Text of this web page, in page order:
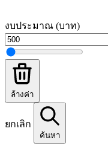
งบประมาณ (บาท)
ล้างค่า
ยกเลิก
ค้นหา